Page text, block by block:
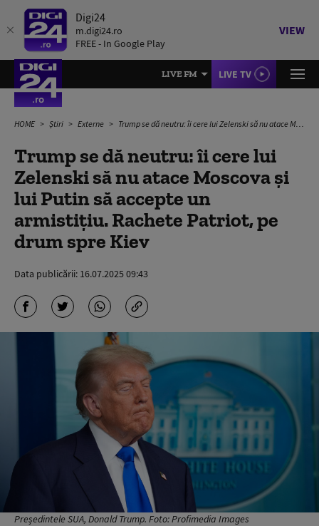
Digi24
m.digi24.ro
FREE - In Google Play
VIEW
LIVE FM LIVE TV
HOME Știri Externe Trump se dă neutru: îi cere lui Zelenski să nu atace Moscova și lui Putin să accepte un armistițiu. Rachete Patriot, pe drum spre Kiev
Trump se dă neutru: îi cere lui
Zelenski să nu atace Moscova și
lui Putin să accepte un
armistițiu. Rachete Patriot, pe
drum spre Kiev
Data publicării: 16.07.2025 09:43
Președintele SUA, Donald Trump. Foto: Profimedia Images